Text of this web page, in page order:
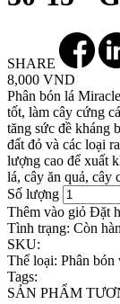
SHARE
8,000 VND
Phân bón lá
tốt, làm cây cứng
tăng sức đề kháng
đất đỏ và các loại
lượng cao để xuất
lá, cây ăn quả, cây
Số lượng
Thêm vào giỏ Đặt
Tình trạng: Còn
SKU:
Thể loại: Phân bón
Tags:
SẢN PHẨM